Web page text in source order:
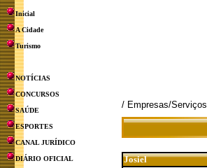
Inicial
A Cidade
Turismo
NOTÍCIAS
CONCURSOS
SAÚDE
ESPORTES
CANAL JURÍDICO
DIÁRIO OFICIAL
/ Empresas/Serviços
Josiel